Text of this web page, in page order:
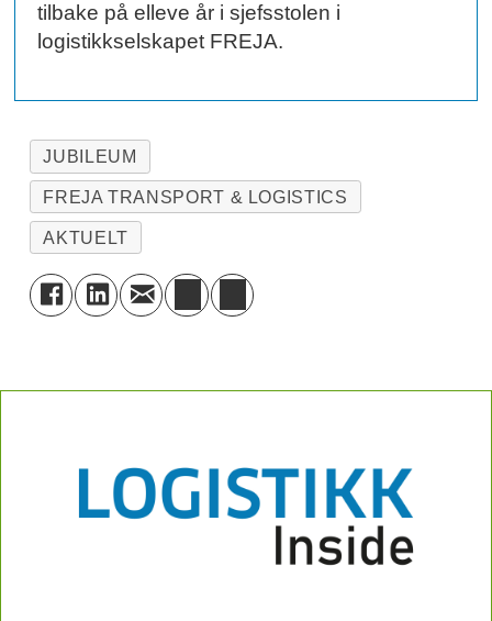
tilbake på elleve år i sjefsstolen i
logistikkselskapet FREJA.
JUBILEUM
FREJA TRANSPORT & LOGISTICS
AKTUELT